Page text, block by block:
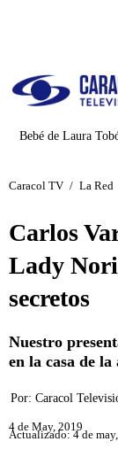
Bebé de Laura
Caracol TV / La Red
Carlos
Lady
secretos
Nuestro
en la casa de
Por: Caracol
4 de May, 2019
Actualizado: 4 de